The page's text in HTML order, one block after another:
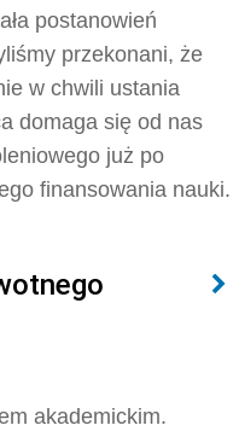
postanowień
przekonani, że
w chwili ustania
domaga się od nas
już po
finansowania nauki.
akademickim.